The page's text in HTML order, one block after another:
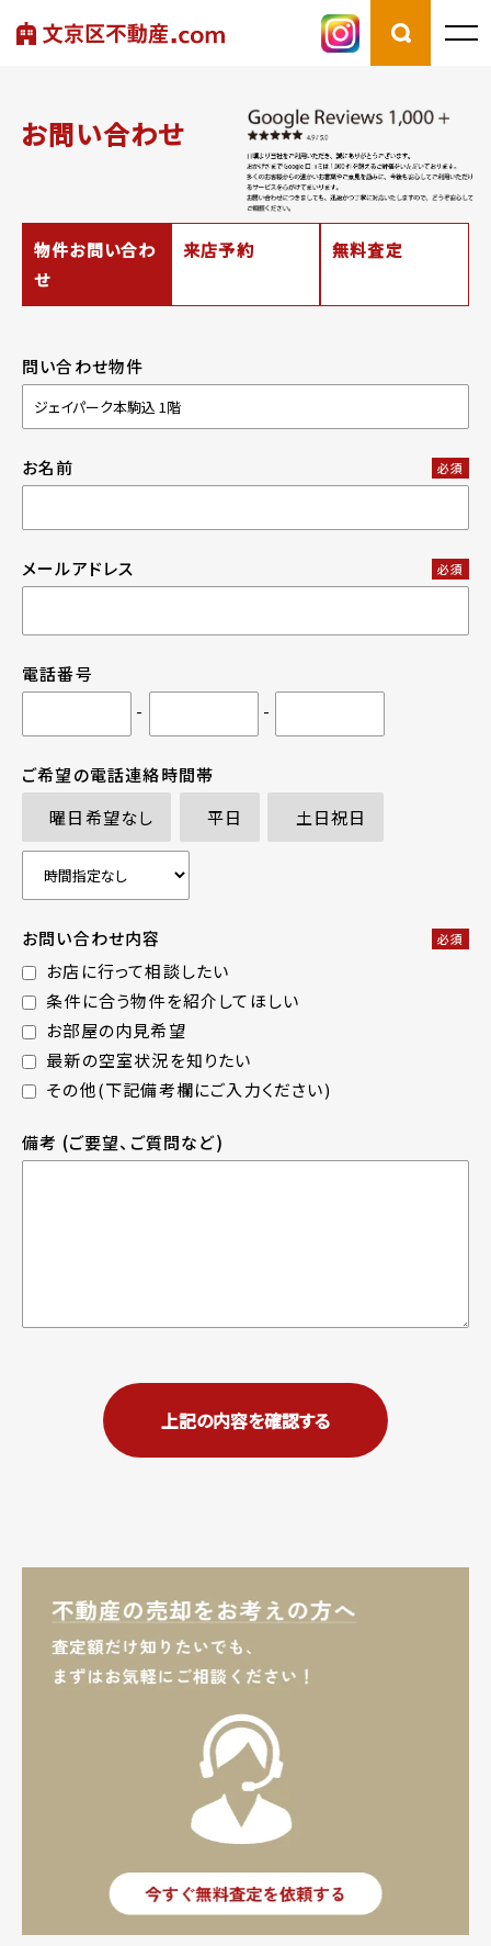
お問い合わせ
物件お問い合わ
せ
来店予約 無料査定
問い合わせ物件
お名前 必須
メールアドレス 必須
電話番号
-
-
ご希望の電話連絡時間帯
曜日希望なし
平日 土日祝日
お問い合わせ内容 必須
お店に行って相談したい
条件に合う物件を紹介してほしい
お部屋の内見希望
最新の空室状況を知りたい
その他(下記備考欄にご入力ください)
備考 (ご要望、ご質問など)